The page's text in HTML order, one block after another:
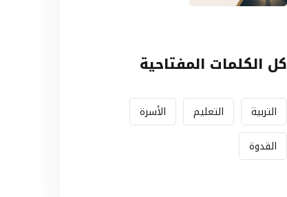
كل الكلمات المفتاحية
التربية التعليم
الأسرة
القدوة